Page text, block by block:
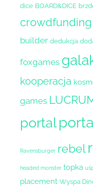
dice BOARD&DICE
crowdfunding
builder dedukcja
foxgames
kooperacja
games
portal
Ravensburger rebel
headed monster topka
placement Wyspa